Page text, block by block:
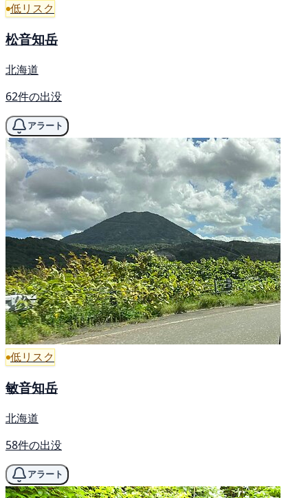
低リスク
松音知岳
北海道
62件の出没
アラート
低リスク
敏音知岳
北海道
58件の出没
アラート